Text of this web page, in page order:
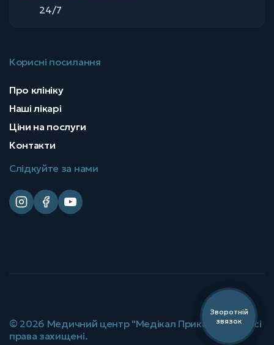
Зворотній
звязок
24/7
Корисні посилання
Про клініку
Наші лікарі
Ціни на послуги
Контакти
Слідкуйте за нами
© 2026 Медичний центр "Медікал Прикарпаття". Всі
права захищені.